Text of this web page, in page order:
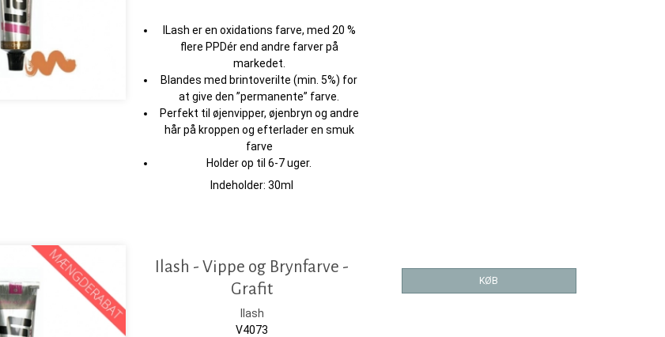
ILash er en oxidations farve, med 20 %
flere PPDér end andre farver på
markedet.
Blandes med brintoverilte (min. 5%) for
at give den ”permanente” farve.
Perfekt til øjenvipper, øjenbryn og andre
hår på kroppen og efterlader en smuk
farve
Holder op til 6-7 uger.
Indeholder: 30ml
Ilash - Vippe og Brynfarve -
Grafit
Ilash
V4073
KØB